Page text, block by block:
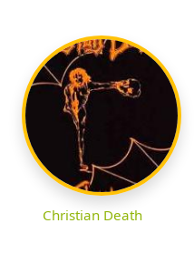
Christian Death